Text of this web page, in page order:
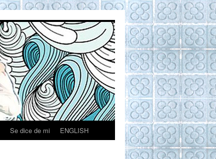
Se dice de mi ENGLISH